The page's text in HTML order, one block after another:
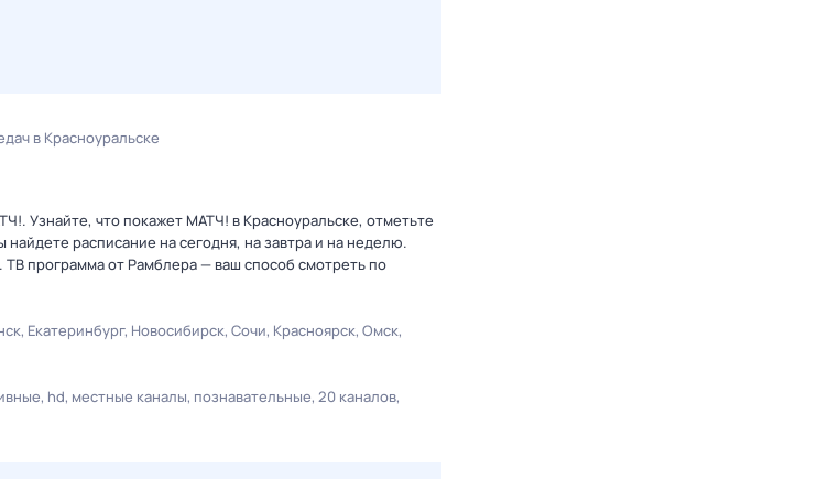
в Красноуральске
Узнайте, что покажет МАТЧ! в Красноуральске, отметьте
расписание на сегодня, на завтра и на неделю.
программа от Рамблера — ваш способ смотреть по
Екатеринбург Новосибирск Сочи Красноярск Омск
hd местные каналы познавательные 20 каналов